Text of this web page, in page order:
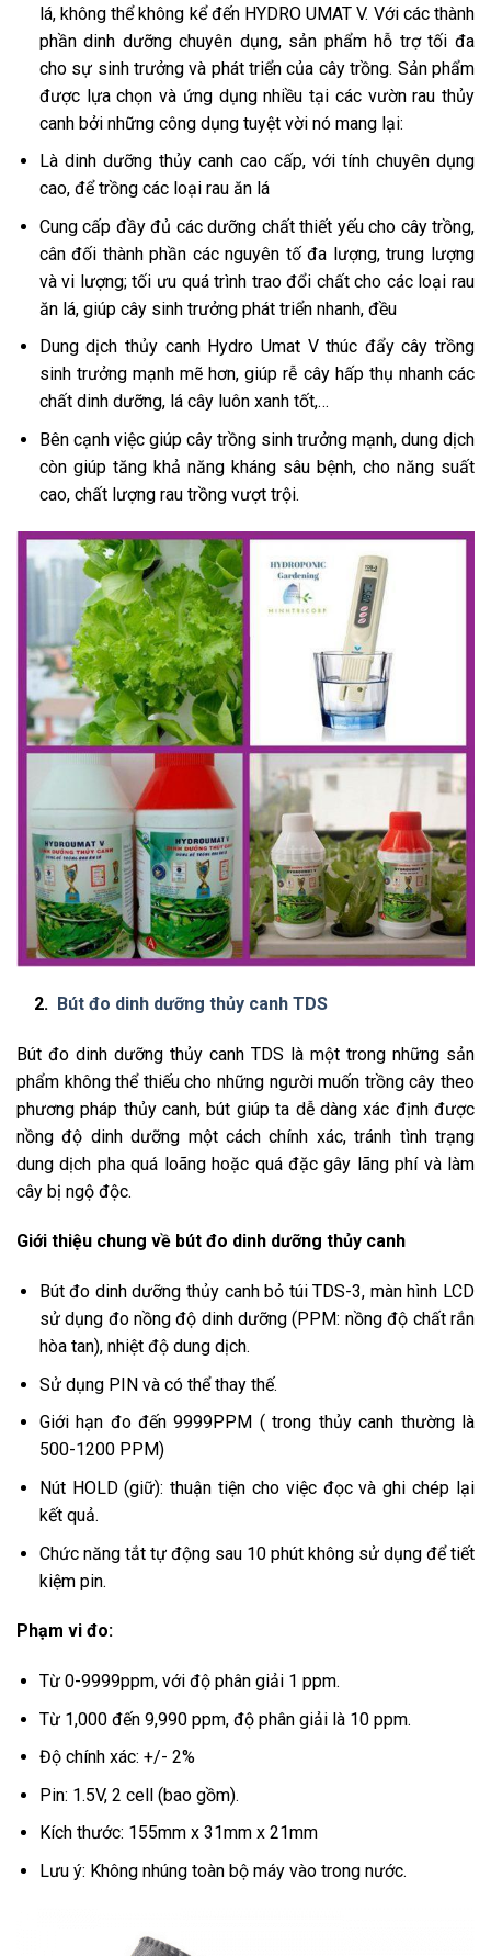
lá, không thể không kể đến HYDRO UMAT V. Với các thành
phần dinh dưỡng chuyên dụng, sản phẩm hỗ trợ tối đa
cho sự sinh trưởng và phát triển của cây trồng. Sản phẩm
được lựa chọn và ứng dụng nhiều tại các vườn rau thủy
canh bởi những công dụng tuyệt vời nó mang lại:
Là dinh dưỡng thủy canh cao cấp, với tính chuyên dụng
cao, để trồng các loại rau ăn lá
Cung cấp đầy đủ các dưỡng chất thiết yếu cho cây trồng,
cân đối thành phần các nguyên tố đa lượng, trung lượng
và vi lượng; tối ưu quá trình trao đổi chất cho các loại rau
ăn lá, giúp cây sinh trưởng phát triển nhanh, đều
Dung dịch thủy canh Hydro Umat V thúc đẩy cây trồng
sinh trưởng mạnh mẽ hơn, giúp rễ cây hấp thụ nhanh các
chất dinh dưỡng, lá cây luôn xanh tốt,…
Bên cạnh việc giúp cây trồng sinh trưởng mạnh, dung dịch
còn giúp tăng khả năng kháng sâu bệnh, cho năng suất
cao, chất lượng rau trồng vượt trội.
2. Bút đo dinh dưỡng thủy canh TDS
Bút đo dinh dưỡng thủy canh TDS là một trong những sản
phẩm không thể thiếu cho những người muốn trồng cây theo
phương pháp thủy canh, bút giúp ta dễ dàng xác định được
nồng độ dinh dưỡng một cách chính xác, tránh tình trạng
dung dịch pha quá loãng hoặc quá đặc gây lãng phí và làm
cây bị ngộ độc.
Giới thiệu chung về bút đo dinh dưỡng thủy canh
Bút đo dinh dưỡng thủy canh bỏ túi TDS-3, màn hình LCD
sử dụng đo nồng độ dinh dưỡng (PPM: nồng độ chất rắn
hòa tan), nhiệt độ dung dịch.
Sử dụng PIN và có thể thay thế.
Giới hạn đo đến 9999PPM ( trong thủy canh thường là
500-1200 PPM)
Nút HOLD (giữ): thuận tiện cho việc đọc và ghi chép lại
kết quả.
Chức năng tắt tự động sau 10 phút không sử dụng để tiết
kiệm pin.
Phạm vi đo:
Từ 0-9999ppm, với độ phân giải 1 ppm.
Từ 1,000 đến 9,990 ppm, độ phân giải là 10 ppm.
Độ chính xác: +/- 2%
Pin: 1.5V, 2 cell (bao gồm).
Kích thước: 155mm x 31mm x 21mm
Lưu ý: Không nhúng toàn bộ máy vào trong nước.